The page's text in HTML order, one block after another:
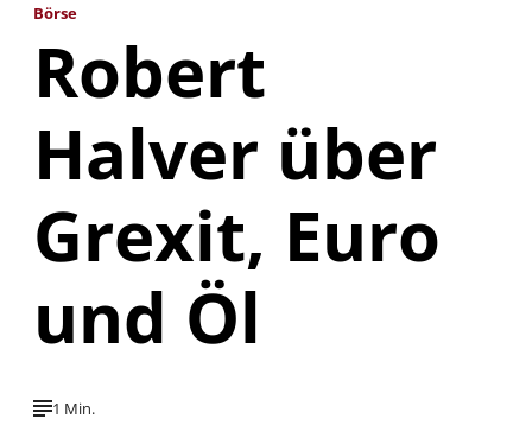
Börse
Robert
Halver über
Grexit, Euro
und Öl
1 Min.